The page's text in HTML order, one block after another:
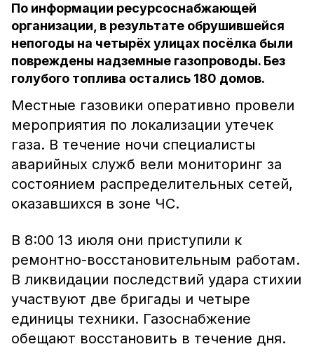
По информации ресурсоснабжающей
организации, в результате обрушившейся
непогоды на четырёх улицах посёлка были
повреждены надземные газопроводы. Без
голубого топлива остались 180 домов.
Местные газовики оперативно провели
мероприятия по локализации утечек
газа. В течение ночи специалисты
аварийных служб вели мониторинг за
состоянием распределительных сетей,
оказавшихся в зоне ЧС.
В 8:00 13 июля они приступили к
ремонтно-восстановительным работам.
В ликвидации последствий удара стихии
участвуют две бригады и четыре
единицы техники. Газоснабжение
обещают восстановить в течение дня.